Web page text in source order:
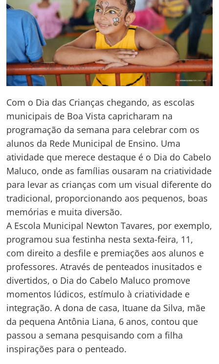
Com o Dia das Crianças chegando, as escolas
municipais de Boa Vista capricharam na
programação da semana para celebrar com os
alunos da Rede Municipal de Ensino. Uma
atividade que merece destaque é o Dia do Cabelo
Maluco, onde as famílias ousaram na criatividade
para levar as crianças com um visual diferente do
tradicional, proporcionando aos pequenos, boas
memórias e muita diversão.
A Escola Municipal Newton Tavares, por exemplo,
programou sua festinha nesta sexta-feira, 11,
com direito a desfile e premiações aos alunos e
professores. Através de penteados inusitados e
divertidos, o Dia do Cabelo Maluco promove
momentos lúdicos, estímulo à criatividade e
integração. A dona de casa, Ituane da Silva, mãe
da pequena Antônia Liana, 6 anos, contou que
passou a semana pesquisando com a filha
inspirações para o penteado.